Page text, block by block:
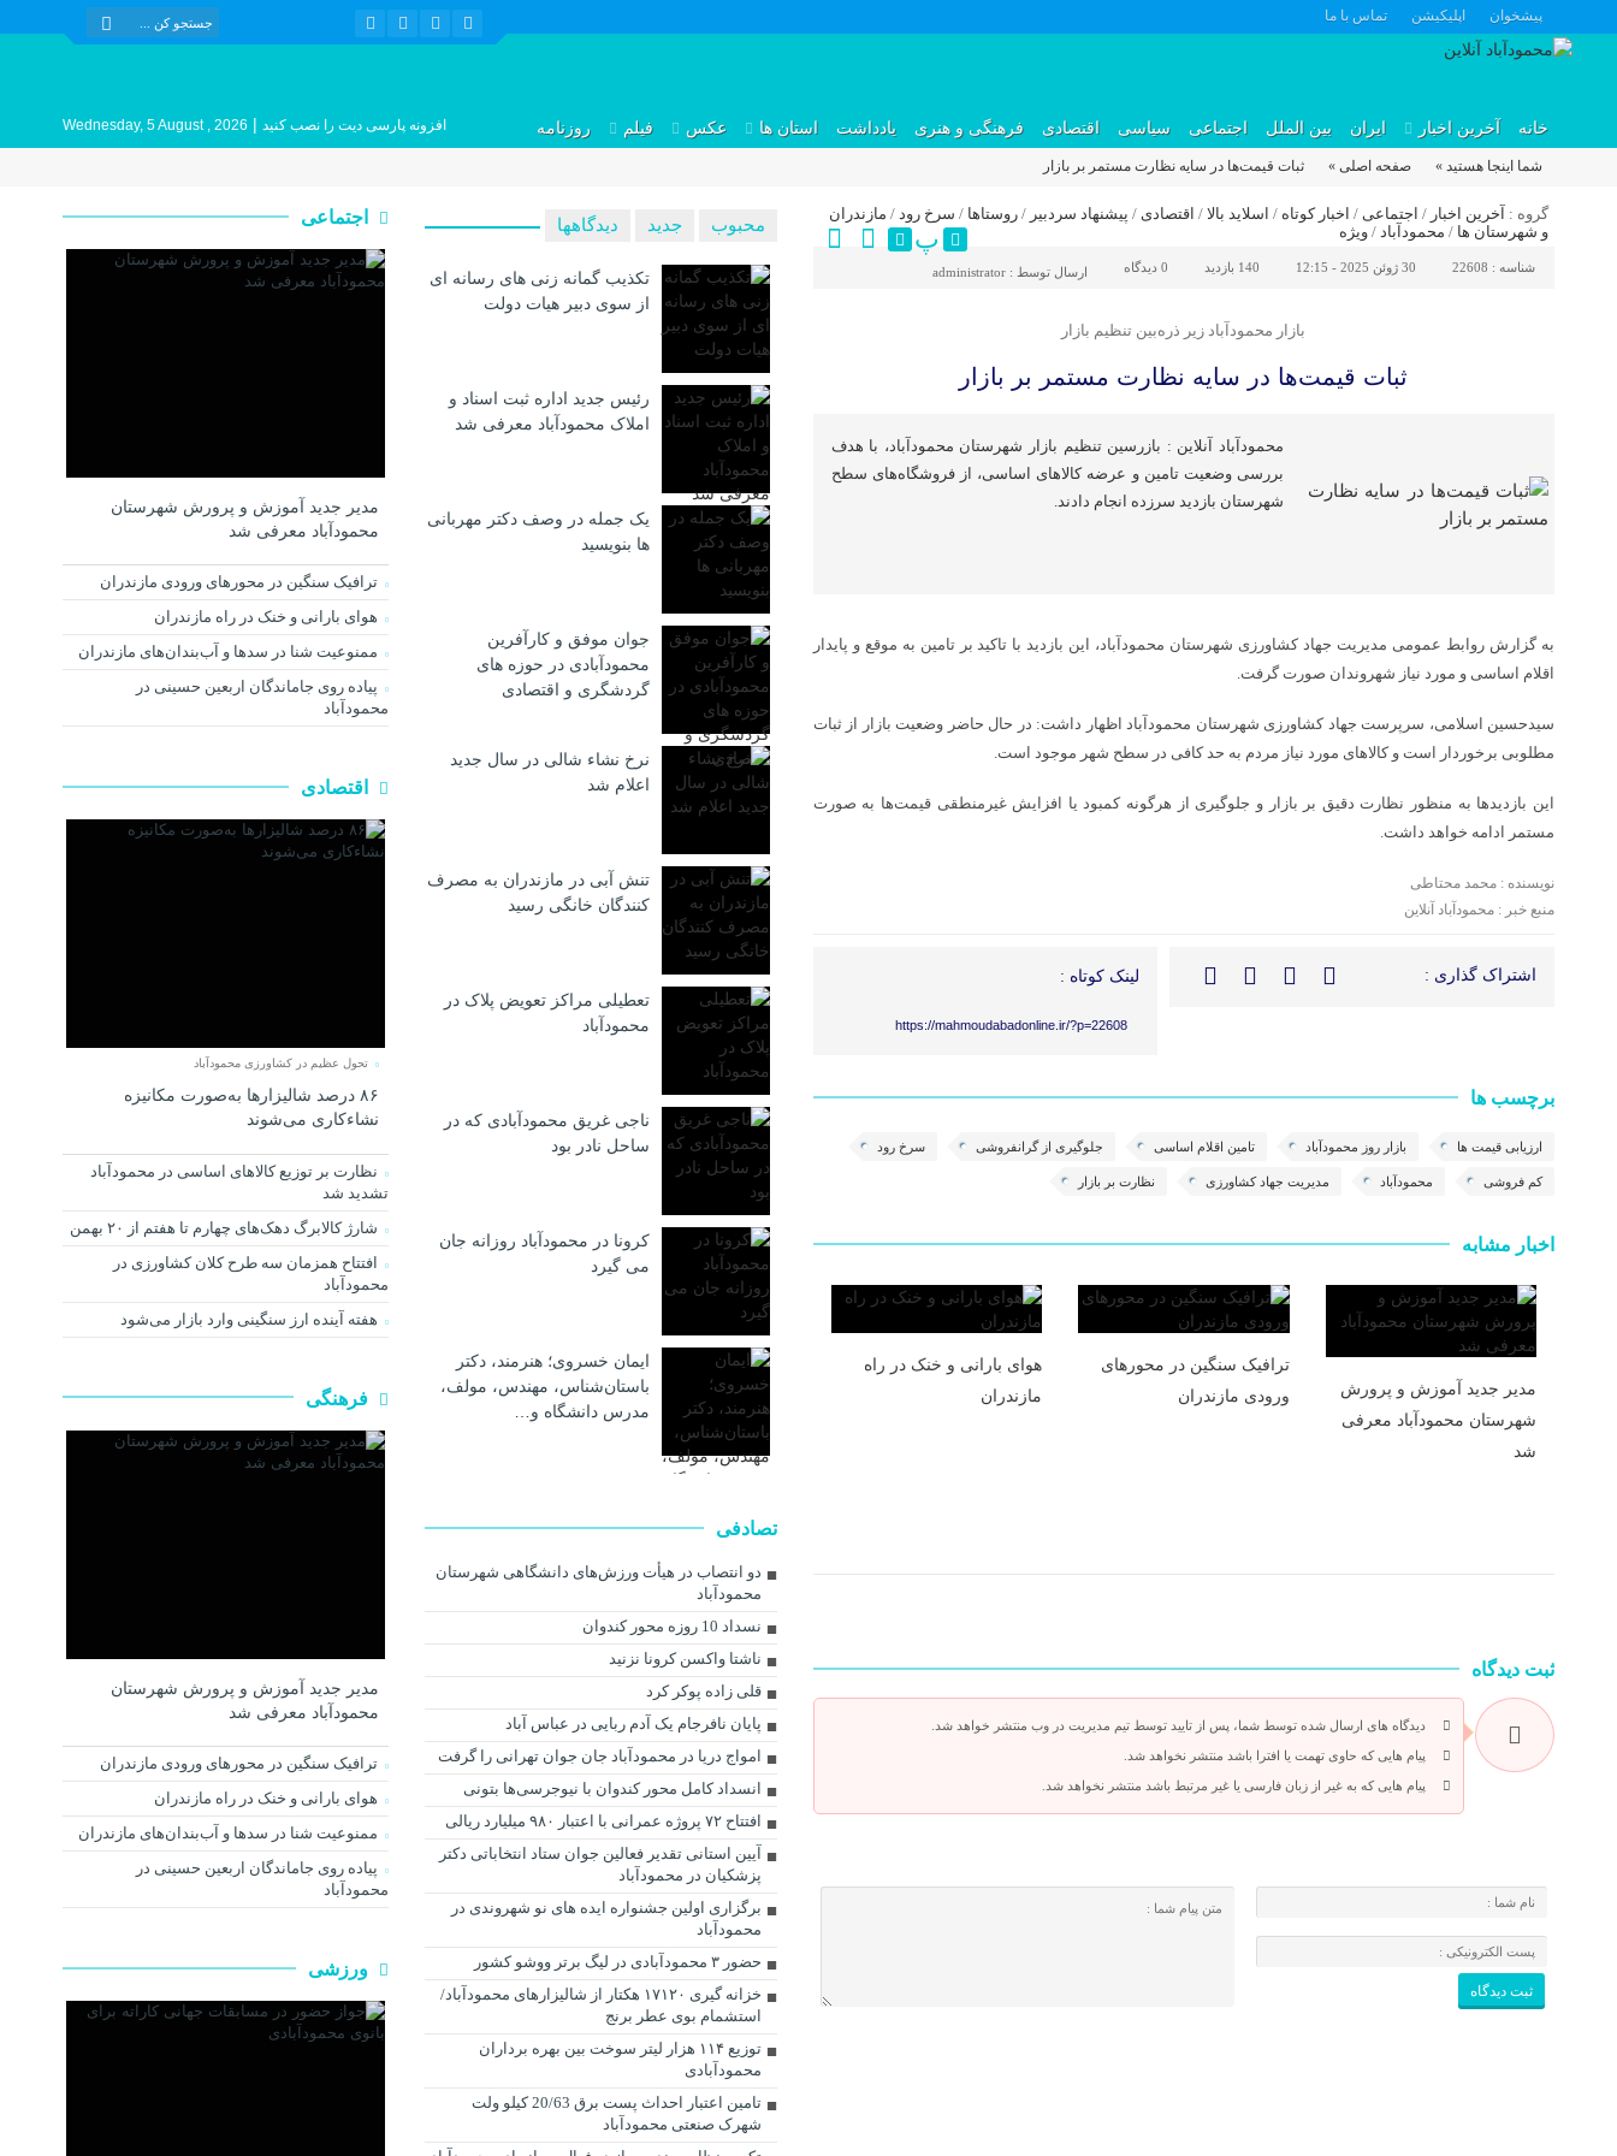
پیشخوان اپلیکیشن تماس با ما
خانه آخرین اخبار ایران بین الملل اجتماعی سیاسی اقتصادی فرهنگی و هنری یادداشت استان ها عکس فیلم روزنامه افزونه پارسی دیت را نصب کنید |
Wednesday, 5 August , 2026
شما اینجا هستید » صفحه اصلی » ثبات قیمت‌ها در سایه نظارت مستمر بر بازار
گروه : آخرین اخبار / اجتماعی / اخبار کوتاه / اسلاید بالا / اقتصادی / پیشنهاد سردبیر / روستاها / سرخ رود / مازندران
و شهرستان ها / محمودآباد / ویژه پ
شناسه : 22608 30 ژوئن 2025 - 12:15 140 بازدید 0 دیدگاه ارسال توسط : administrator
بازار محمودآباد زیر ذره‌بین تنظیم بازار
ثبات قیمت‌ها در سایه نظارت مستمر بر بازار
محمودآباد آنلاین : بازرسین تنظیم بازار شهرستان محمودآباد، با هدف
بررسی وضعیت تامین و عرضه کالاهای اساسی، از فروشگاه‌های سطح
شهرستان بازدید سرزده انجام دادند.
به گزارش روابط عمومی مدیریت جهاد کشاورزی شهرستان محمودآباد، این بازدید با تاکید بر تامین به موقع و پایدار
اقلام اساسی و مورد نیاز شهروندان صورت گرفت.
سیدحسین اسلامی، سرپرست جهاد کشاورزی شهرستان محمودآباد اظهار داشت: در حال حاضر وضعیت بازار از ثبات
مطلوبی برخوردار است و کالاهای مورد نیاز مردم به حد کافی در سطح شهر موجود است.
این بازدیدها به منظور نظارت دقیق بر بازار و جلوگیری از هرگونه کمبود یا افزایش غیرمنطقی قیمت‌ها به صورت
مستمر ادامه خواهد داشت.
نویسنده : محمد محتاطی
منبع خبر : محمودآباد آنلاین
اشتراک گذاری : لینک کوتاه :
https://mahmoudabadonline.ir/?p=22608
برچسب ها
ارزیابی قیمت ها بازار روز محمودآباد تامین اقلام اساسی جلوگیری از گرانفروشی سرخ رود
کم فروشی محمودآباد مدیریت جهاد کشاورزی نظارت بر بازار
اخبار مشابه
مدیر جدید آموزش و پرورش
شهرستان محمودآباد معرفی
شد
ترافیک سنگین در محور‌های
ورودی مازندران
هوای بارانی و خنک در راه
مازندران
ثبت دیدگاه
دیدگاه های ارسال شده توسط شما، پس از تایید توسط تیم مدیریت در وب منتشر خواهد شد.
پیام هایی که حاوی تهمت یا افترا باشد منتشر نخواهد شد.
پیام هایی که به غیر از زبان فارسی یا غیر مرتبط باشد منتشر نخواهد شد.
محبوب جدید دیدگاهها
تکذیب گمانه زنی های رسانه ای
از سوی دبیر هیات دولت
رئیس جدید اداره ثبت اسناد و
املاک محمودآباد معرفی شد
یک جمله در وصف دکتر مهربانی
ها بنویسید
جوان موفق و کارآفرین
محمودآبادی در حوزه های
گردشگری و اقتصادی
نرخ نشاء شالی در سال جدید
اعلام شد
تنش آبی در مازندران به مصرف
كنندگان خانگی رسيد
تعطیلی مراکز تعویض پلاک در
محمودآباد
ناجی غریق محمودآبادی که در
ساحل نادر بود
کرونا در محمودآباد روزانه جان
می گیرد
ایمان خسروی؛ هنرمند، دکتر
باستان‌شناس، مهندس، مولف،
مدرس دانشگاه و…
تصادفی
دو انتصاب در هیأت ورزش‌های دانشگاهی شهرستان
محمودآباد
نسداد 10 روزه محور کندوان
ناشتا واکسن کرونا نزنید
قلی زاده پوکر کرد
پایان نافرجام یک آدم ربایی در عباس آباد
امواج دریا در محمودآباد جان جوان تهرانی را گرفت
انسداد کامل محور کندوان با نیوجرسی‌ها بتونی
افتتاح ۷۲ پروژه عمرانی با اعتبار ۹۸۰ میلیارد ریالی
آیین استانی تقدیر فعالین جوان ستاد انتخاباتی دکتر
پزشکیان در محمودآباد
برگزاری اولین جشنواره ایده های نو شهروندی در
محمودآباد
حضور ۳ محمودآبادی در لیگ برتر ووشو کشور
خزانه گیری ۱۷۱۲۰ هکتار از شالیزارهای محمودآباد/
استشمام بوی عطر برنج
توزیع ۱۱۴ هزار ليتر سوخت بین بهره برداران
محمودآبادی
تامین اعتبار احداث پست برق 20/63 کیلو ولت
شهرک صنعتی محمودآباد
اجتماعی
مدیر جدید آموزش و پرورش شهرستان
محمودآباد معرفی شد
ترافیک سنگین در محور‌های ورودی مازندران
هوای بارانی و خنک در راه مازندران
ممنوعیت شنا در سدها و آب‌بندان‌‌های مازندران
پیاده روی جاماندگان اربعین حسینی در
محمودآباد
اقتصادی
تحول عظیم در کشاورزی محمودآباد
۸۶ درصد شالیزارها به‌صورت مکانیزه
نشاءکاری می‌شوند
نظارت بر توزیع کالا‌های اساسی در محمودآباد
تشدید شد
شارژ کالابرگ دهک‌های چهارم تا هفتم از ۲۰ بهمن
افتتاح همزمان سه طرح کلان کشاورزی در
محمودآباد
هفته آینده ارز سنگینی وارد بازار می‌شود
فرهنگی
مدیر جدید آموزش و پرورش شهرستان
محمودآباد معرفی شد
ترافیک سنگین در محور‌های ورودی مازندران
هوای بارانی و خنک در راه مازندران
ممنوعیت شنا در سدها و آب‌بندان‌‌های مازندران
پیاده روی جاماندگان اربعین حسینی در
محمودآباد
ورزشی